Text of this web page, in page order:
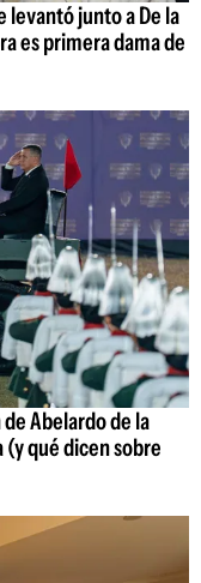
levantó junto a De la
es primera dama de
Abelardo de la
qué dicen sobre